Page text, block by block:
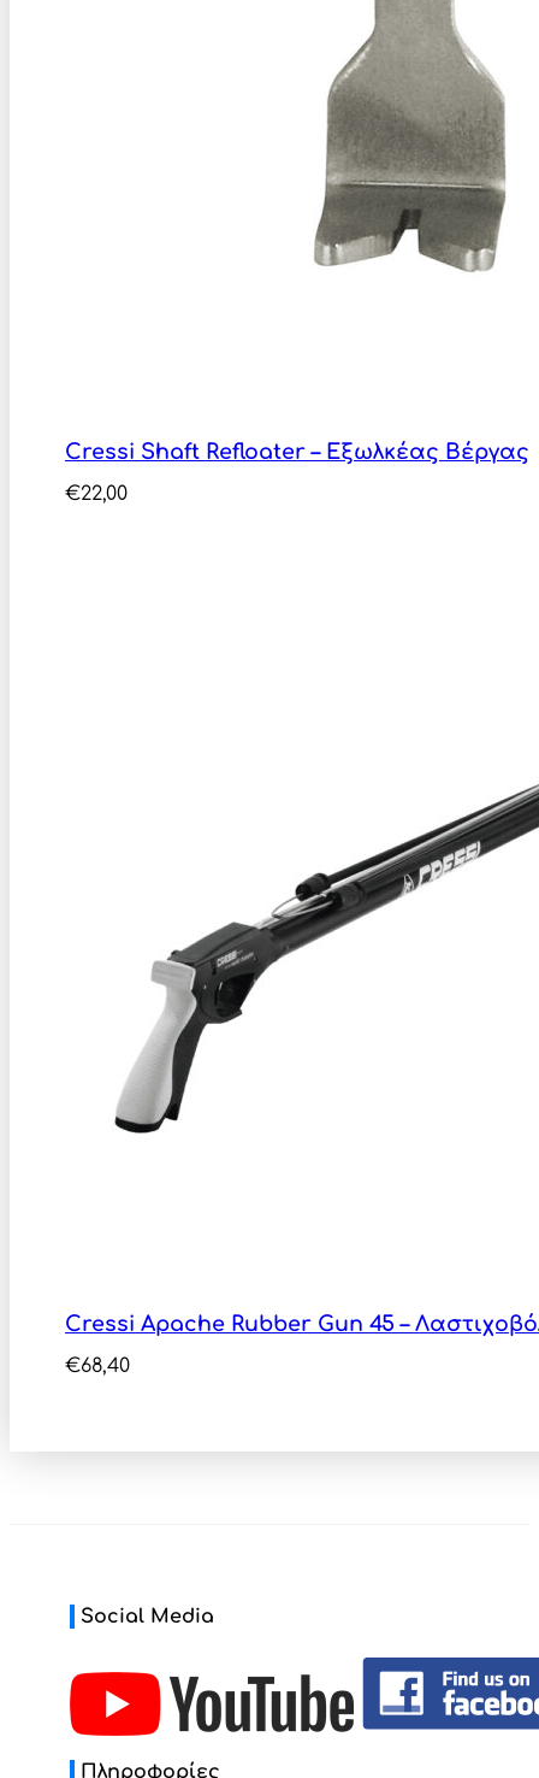
Cressi Shaft Refloater – Εξωλκέας Βέργας
€22,00
Cressi Apache Rubber Gun 45 –
€68,40
Social Media
Πληροφορίες